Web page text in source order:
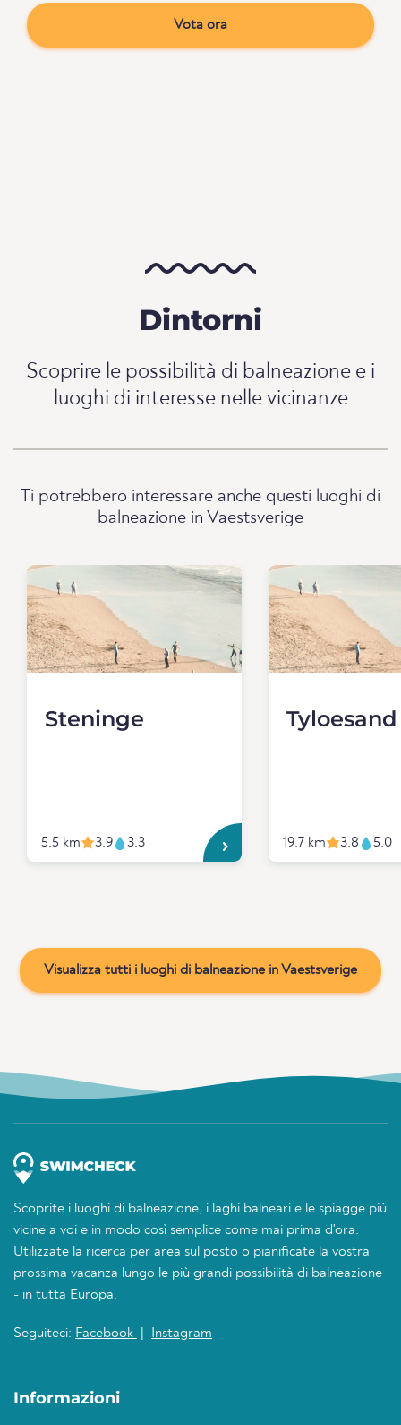
Vota ora
Dintorni
Scoprire le possibilità di balneazione e i
luoghi di interesse nelle vicinanze
Ti potrebbero interessare anche questi luoghi di
balneazione in Vaestsverige
Steninge
5.5 km 3.9 3.3
Tyloesand
19.7 km 3.8 5.0
Visualizza tutti i luoghi di balneazione in Vaestsverige
Scoprite i luoghi di balneazione, i laghi balneari e le spiagge più
vicine a voi e in modo così semplice come mai prima d'ora.
Utilizzate la ricerca per area sul posto o pianificate la vostra
prossima vacanza lungo le più grandi possibilità di balneazione
- in tutta Europa.
Seguiteci: Facebook Instagram
Informazioni